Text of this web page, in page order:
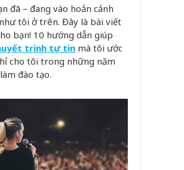
đã – đang vào hoản cảnh
tôi ở trên. Đây là bài viết
bạn! 10 hướng dẫn giúp
trình tự tin mà tôi ước
cho tôi trong những năm
đào tạo.